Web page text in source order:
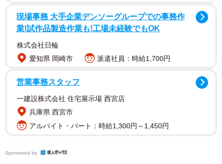
現場事務 大手企業デンソーグループでの事務作
業!試作品製造作業も!工場未経験でもOK
株式会社日輪
愛知県 岡崎市
派遣社員：時給1,700円
営業事務スタッフ
一建設株式会社 住宅展示場 西宮店
兵庫県 西宮市
アルバイト・パート：時給1,300円～1,450円
Sponsored by